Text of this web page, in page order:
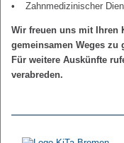
Zahnmedizinischer
Wir freuen uns mit Ihren
gemeinsamen Weges zu
Für weitere Auskünfte
verabreden.